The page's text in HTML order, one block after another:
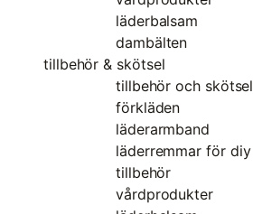
läderbalsam
dambälten
tillbehör & skötsel
tillbehör och skötsel
förkläden
läderarmband
läderremmar för diy
tillbehör
vårdprodukter